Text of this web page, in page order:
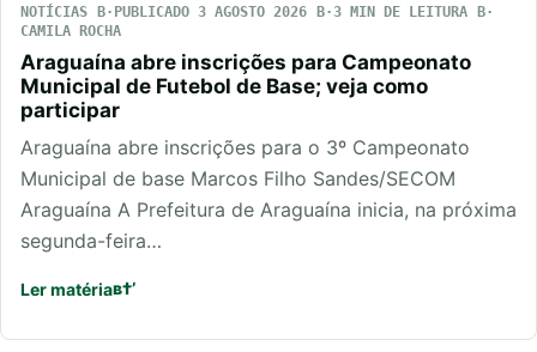
NOTÍCIAS PUBLICADO 3 AGOSTO 2026
3 MIN DE LEITURA
CAMILA ROCHA
Araguaína abre inscrições para Campeonato
Municipal de Futebol de Base; veja como
participar
Araguaína abre inscrições para o 3º Campeonato
Municipal de base Marcos Filho Sandes/SECOM
Araguaína A Prefeitura de Araguaína inicia, na próxima
segunda-feira…
Ler matéria